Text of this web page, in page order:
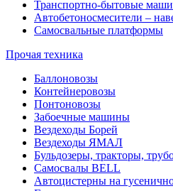
Транспортно-бытовые
Автобетоносмесители –
Самосвальные платформы
Прочая техника
Баллоновозы
Контейнеровозы
Понтоновозы
Забоечные машины
Вездеходы Борей
Вездеходы ЯМАЛ
Бульдозеры, тракторы,
Самосвалы BELL
Автоцистерны на